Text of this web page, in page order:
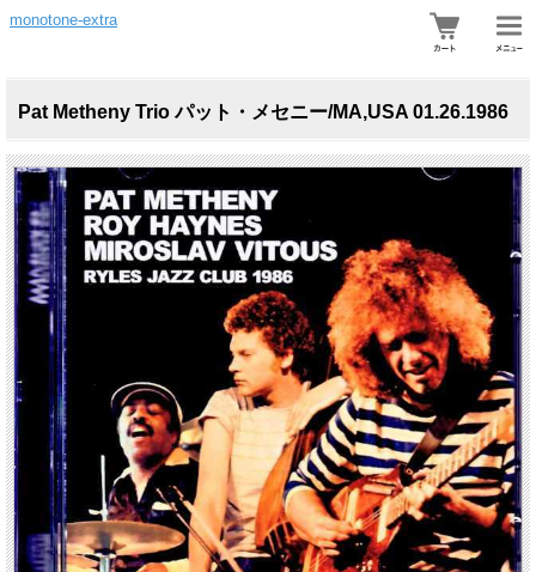
monotone-extra
Pat Metheny Trio パット・メセニー/MA,USA 01.26.1986